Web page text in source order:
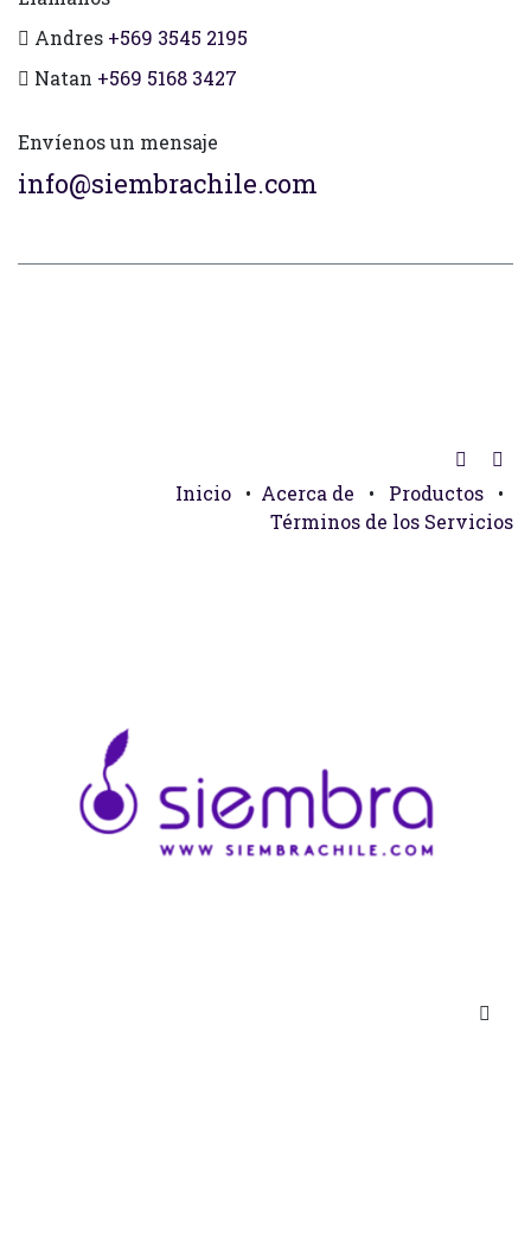
Andres +569 3545 2195
Natan +569 5168 3427
Envíenos un mensaje
info@siembrachile.com
Inicio • Acerca de • Productos
•
Términos de los Servicios